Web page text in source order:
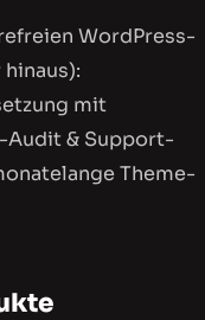
WordPress-
mit
Audit & Support-
Theme-